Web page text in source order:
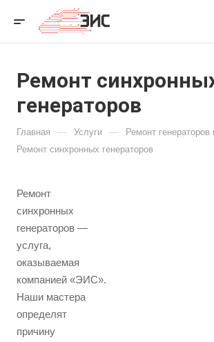
Ремонт
генераторов
Главная — Услуги — Ремонт
Ремонт синхронных генераторов
Ремонт
синхронных
генераторов —
услуга,
оказываемая
компанией «ЭИС».
Наши мастера
определят
причину